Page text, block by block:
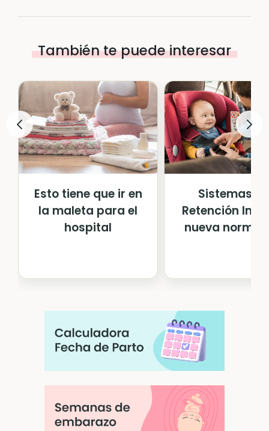
También te puede interesar
Esto tiene que ir en
la maleta para el
hospital
Sistemas de
Retención
nueva